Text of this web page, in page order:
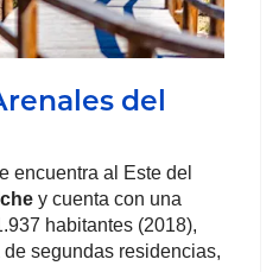
del
encuentra al Este del
y cuenta con una
habitantes (2018),
segundas residencias,